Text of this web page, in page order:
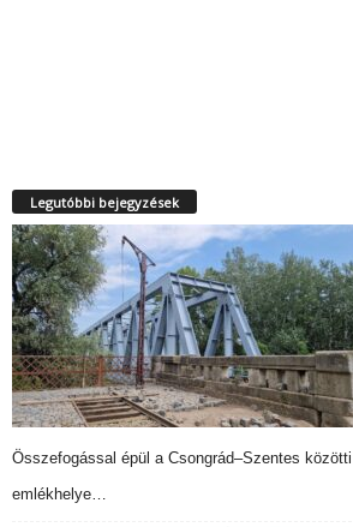
Legutóbbi bejegyzések
Összefogással épül a Csongrád–Szentes
emlékhelye…